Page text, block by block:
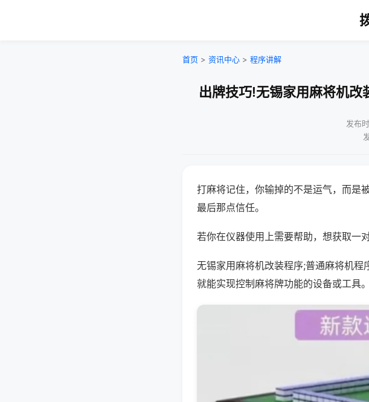
首页 > 资讯中心 > 程序讲解
出牌技巧!无锡家用麻将机
发布
打麻将记住，你输掉的不是运气，而是
最后那点信任。
若你在仪器使用上需要帮助，想获取一
无锡家用麻将机改装程序;普通麻将机
就能实现控制麻将牌功能的设备或工具。